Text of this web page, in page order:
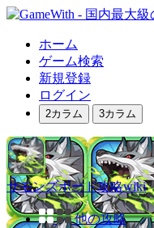
ホーム
ゲーム検索
新規登録
ログイン
2カラム 3カラム
サモンズボード攻略wiki
他の攻略